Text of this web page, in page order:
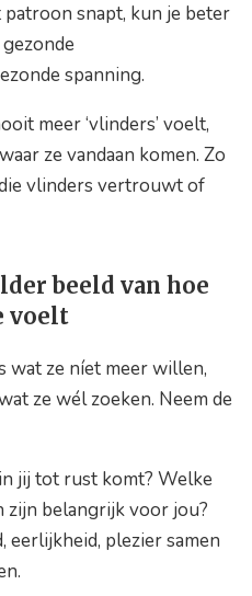
snapt, kun je beter
spanning.
meer ‘vlinders’ voelt,
ze vandaan komen. Zo
vlinders vertrouwt of
beeld van hoe
voelt
wat ze níet meer willen,
ze wél zoeken. Neem de
jij tot rust komt? Welke
zijn belangrijk voor jou?
eerlijkheid, plezier samen